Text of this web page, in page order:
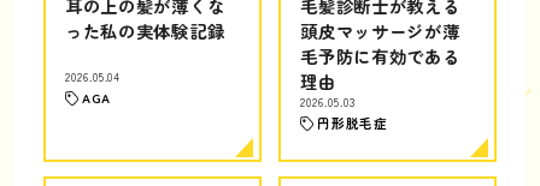
った私の実体験記録
2026.05.04
AGA
頭皮マッサージが薄
毛予防に有効である
理由
2026.05.03
円形脱毛症